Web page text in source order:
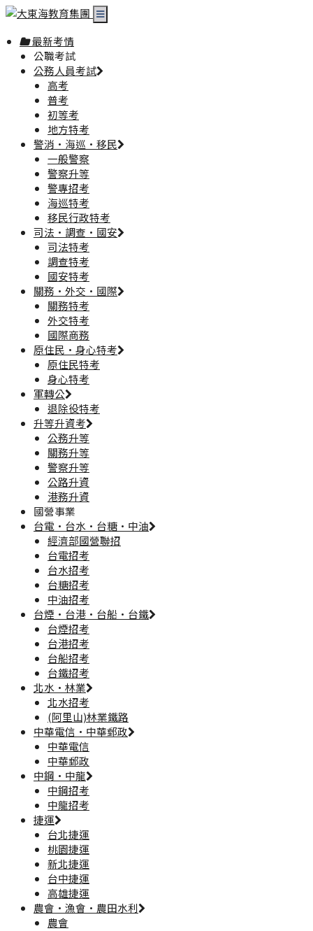
最新考情
公職考試
公務人員考試
高考
普考
初等考
地方特考
警消·海巡·移民
一般警察
警察升等
警專招考
海巡特考
移民行政特考
司法·調查·國安
司法特考
調查特考
國安特考
關務·外交·國際
關務特考
外交特考
國際商務
原住民·身心特考
原住民特考
身心特考
軍轉公
退除役特考
升等升資考
公務升等
關務升等
警察升等
公路升資
港務升資
國營事業
台電·台水·台糖·中油
經濟部國營聯招
台電招考
台水招考
台糖招考
中油招考
台煙·台港·台船·台鐵
台煙招考
台港招考
台船招考
台鐵招考
北水·林業
北水招考
(阿里山)林業鐵路
中華電信·中華郵政
中華電信
中華郵政
中鋼·中龍
中鋼招考
中龍招考
捷運
台北捷運
桃園捷運
新北捷運
台中捷運
高雄捷運
農會·漁會·農田水利
農會